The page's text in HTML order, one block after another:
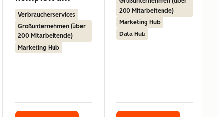
Verbraucherservices
Großunternehmen (über
200 Mitarbeitende)
Marketing Hub
200 Mitarbeitende)
Marketing Hub
Data Hub